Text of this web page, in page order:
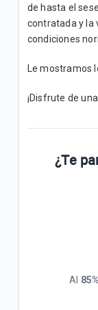
de hasta el
contratada y la
condiciones
Le mostramos
¡Disfrute de
¿Te
Al 85%